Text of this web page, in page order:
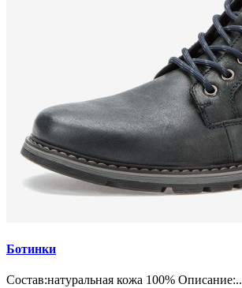
Ботинки
Состав:натуральная кожа 100% Описание:..